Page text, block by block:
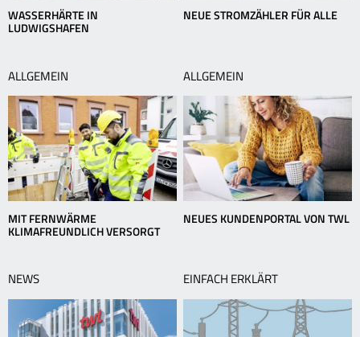
WASSERHÄRTE IN
LUDWIGSHAFEN
NEUE STROMZÄHLER FÜR ALLE
ALLGEMEIN
MIT FERNWÄRME
KLIMAFREUNDLICH VERSORGT
ALLGEMEIN
NEUES KUNDENPORTAL VON TWL
NEWS EINFACH ERKLÄRT